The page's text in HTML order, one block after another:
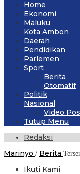
Home
Ekonomi
Maluku
Kota Ambon
Daerah
Pendidikan
Parlemen
Sport
Berita
Otomatif
Politik
Nasional
Video Pos
Tutup Menu
Redaksi
Marinyo / Berita
Ikuti Kami